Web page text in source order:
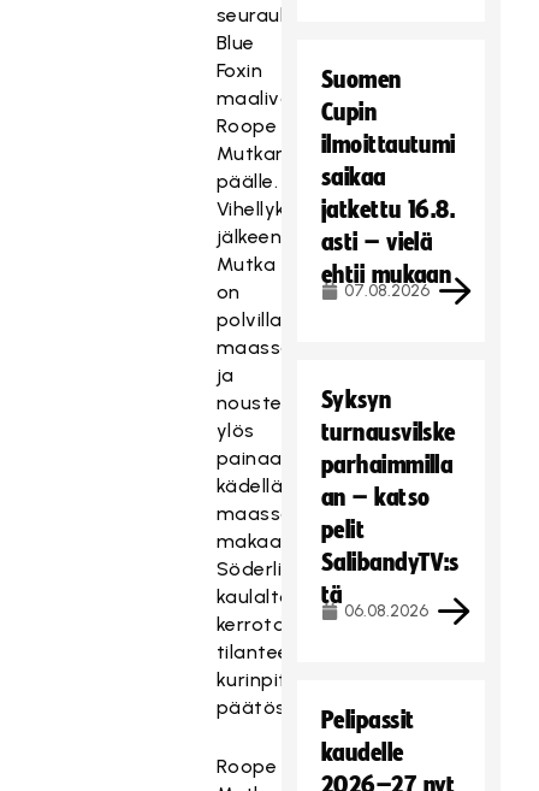
seurauksena
Blue
Foxin
maalivahdin
Roope
Mutkan
päälle.
Vihellyksen
jälkeen
Mutka
on
polvillaan
maassa
ja
noustessaan
ylös
painaa
kädellään
maassa
makaavaa
Söderlingiä
kaulalta,
kerrotaan
tilanteesta
kurinpitäjän
päätöspöytäkirjassa.
Roope
Suomen
Cupin
ilmoittautumi
saikaa
jatkettu 16.8.
asti – vielä
ehtii mukaan
07.08.2026
Syksyn
turnausvilske
parhaimmilla
an – katso
pelit
SalibandyTV:s
tä
06.08.2026
Pelipassit
kaudelle
2026–27 nyt